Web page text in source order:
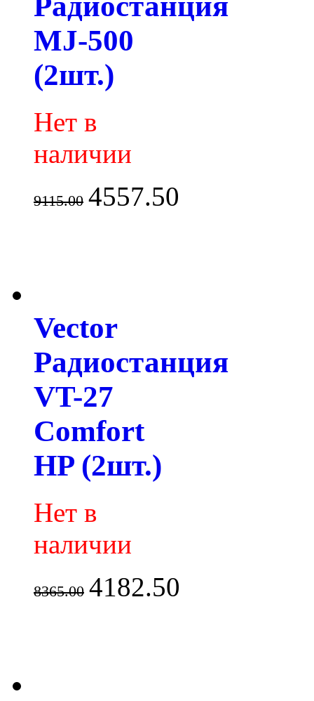
MJ-500
(2шт.)
Нет в
наличии
9115.00 4557.50
Vector
Радиостанция
VT-27
Comfort
HP (2шт.)
Нет в
наличии
8365.00 4182.50